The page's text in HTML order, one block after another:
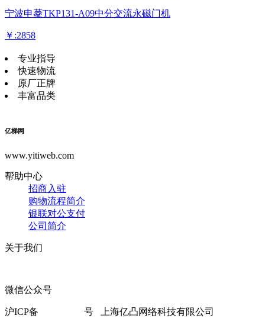
宁波申菱TKP131-A09中分交流永磁门机
￥:2858
专业指导
快速物流
原厂正牌
丰富品类
亿梯网
www.yitiweb.com
帮助中心
招商入驻
购物流程简介
银联对公支付
公司简介
关于我们
微信公众号
沪ICP备
号 上海亿凸网络科技有限公司